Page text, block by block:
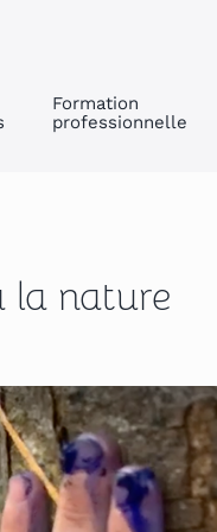
Formation
professionnelle
la nature